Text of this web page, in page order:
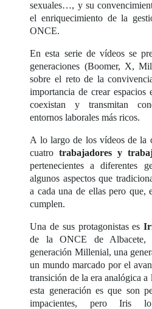
sexuales…, y su
el enriquecimiento de la
ONCE.
En esta serie de vídeos se
generaciones (Boomer, X,
sobre el reto de la
importancia de crear espacios
coexistan y transmitan
entornos laborales más ricos.
A lo largo de los vídeos de la
cuatrotrabajadores y
pertenecientes a diferentes
algunos aspectos que
a cada una de ellas pero que,
cumplen.
Una de sus protagonistas es
de la ONCE de Albacete,
generación Millenial, una
un mundo marcado por el
transición de la era analógica
esta generación es que son
impacientes, pero Iris